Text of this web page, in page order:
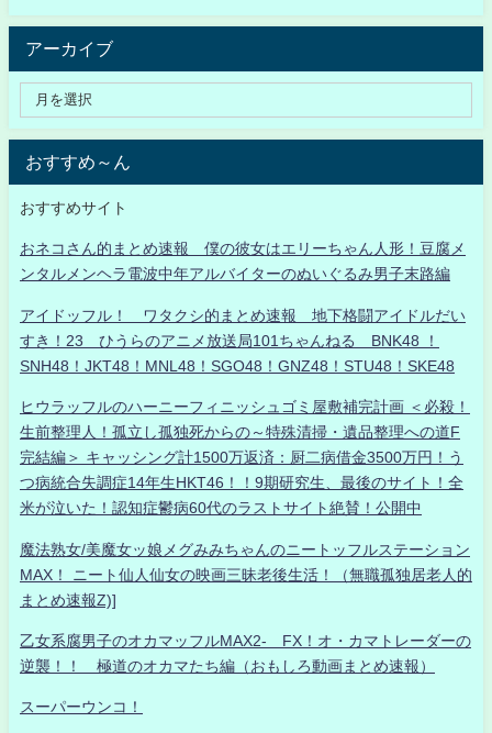
アーカイブ
おすすめ～ん
おすすめサイト
おネコさん的まとめ速報 僕の彼女はエリーちゃん人形！豆腐メ
ンタルメンヘラ電波中年アルバイターのぬいぐるみ男子末路編
アイドッフル！ ワタクシ的まとめ速報 地下格闘アイドルだい
すき！23 ひうらのアニメ放送局101ちゃんねる BNK48 ！
SNH48！JKT48！MNL48！SGO48！GNZ48！STU48！SKE48
ヒウラッフルのハーニーフィニッシュゴミ屋敷補完計画 ＜必殺！
生前整理人！孤立し孤独死からの～特殊清掃・遺品整理への道F
完結編＞ キャッシング計1500万返済：厨二病借金3500万円！う
つ病統合失調症14年生HKT46！！9期研究生、最後のサイト！全
米が泣いた！認知症鬱病60代のラストサイト絶賛！公開中
魔法熟女/美魔女ッ娘メグみみちゃんのニートッフルステーション
MAX！ ニート仙人仙女の映画三昧老後生活！（無職孤独居老人的
まとめ速報Z)]
乙女系腐男子のオカマッフルMAX2- FX！オ・カマトレーダーの
逆襲！！ 極道のオカマたち編（おもしろ動画まとめ速報）
スーパーウンコ！